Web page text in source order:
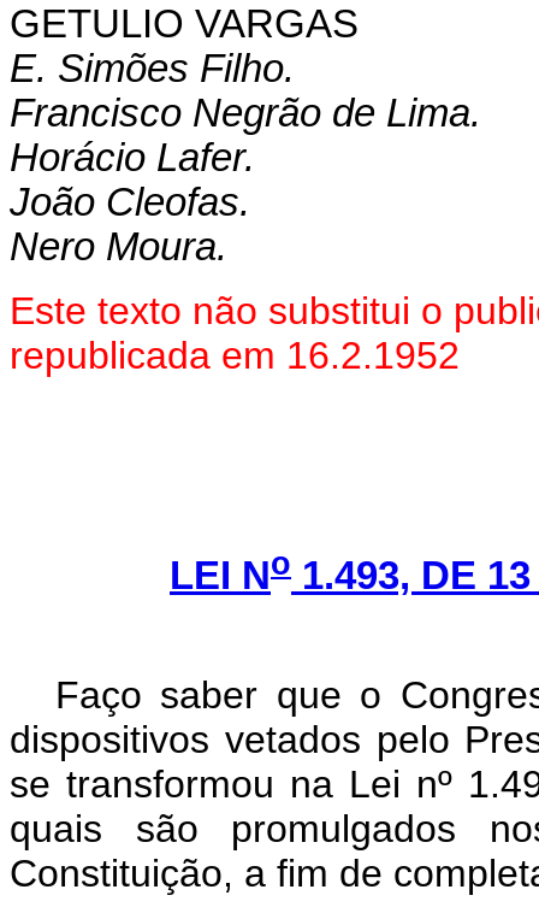
GETULIO VARGAS
E. Simões Filho.
Francisco Negrão de Lima.
Horácio Lafer.
João Cleofas.
Nero Moura.
Este texto não substitui o
republicada em 16.2.1952
LEI No 1.493, DE
Faço saber que o
dispositivos vetados pelo
se transformou na Lei nº
quais são promulgados
Constituição, a fim de